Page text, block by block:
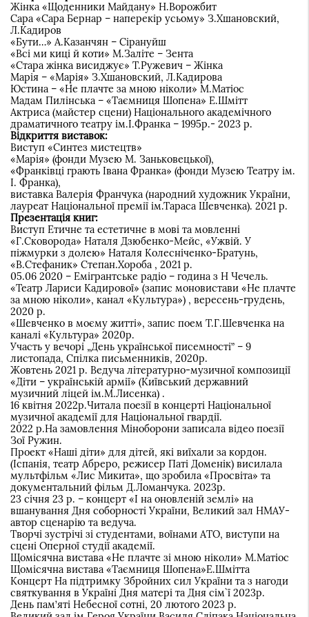
Жінка «Щоденники Майдану» Н.Ворожбит
Сара «Сара Бернар – наперекір усьому» З.Хшановский,
Л.Кадиров
«Бути…» А.Казанчян – Сірануйш
«Всі ми киці й коти» М.Заліте – Зента
«Стара жінка висиджує» Т.Ружевич – Жінка
Марія – «Марія» З.Хшановский, Л.Кадирова
Юстина – «Не плачте за мною ніколи» М.Матіос
Мадам Пилінська – «Таємниця Шопена» Е.Шмітт
Актриса (майстер сцени) Національного академічного
драматичного театру ім.І.Франка – 1995р.- 2023 р.
Відкриття виставок:
Виступ «Синтез мистецтв»
«Марія» (фонди Музею М. Заньковецької),
«Франківці грають Івана Франка» (фонди Музею Театру ім.
І. Франка),
виставка Валерія Франчука (народний художник України,
лауреат Національної премії ім.Тараса Шевченка). 2021 р.
Презентація книг:
Виступ Етичне та естетичне в мові та мовленні
«Г.Сковорода» Наталя Дзюбенко-Мейс, «Ужвій. У
піжмурки з долею» Наталя Колесніченко-Братунь,
«В.Стефаник» Степан.Хороба , 2021 р.
05.06 2020 – Емігрантське радіо – година з Н Чечель.
«Театр Лариси Кадирової» (запис моновистави «Не плачте
за мною ніколи», канал «Культура») , вересень-грудень,
2020 р.
«Шевченко в моєму житті», запис поем Т.Г.Шевченка на
каналі «Культура» 2020р.
Участь у вечорі „День української писемності” – 9
листопада, Спілка письменників, 2020р.
Жовтень 2021 р. Ведуча літературно-музичної композиції
«Діти – українській армії» (Київський державний
музичний ліцей ім.М.Лисенка) .
16 квітня 2022р.Читала поезії в концерті Національної
музичної академії для Національної гвардії.
2022 р.На замовлення Міноборони записала відео поезії
Зої Ружин.
Проект «Наші діти» для дітей, які виїхали за кордон.
(Іспанія, театр Абреро, режисер Паті Доменік) висилала
мультфільм «Лис Микита», що зробила «Просвіта» та
документальний фільм Д.Ломанчука. 2023р.
23 січня 23 р. – концерт «І на оновленій землі» на
вшанування Дня соборності України, Великий зал НМАУ-
автор сценарію та ведуча.
Творчі зустрічі зі студентами, воїнами АТО, виступи на
сцені Оперної студії академії.
Щомісячна вистава «Не плачте зі мною ніколи» М.Матіос
Щомісячна вистава «Таємниця Шопена»Е.Шмітта
Концерт На підтримку Збройних сил України та з нагоди
святкування в Україні Дня матері та Дня сім`ї 2023р.
День пам’яті Небесної сотні, 20 лютого 2023 р.